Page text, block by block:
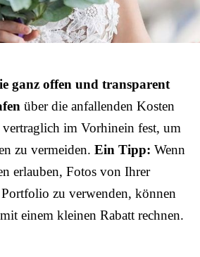
ganz offen und transparent
über die anfallenden Kosten
vertraglich im Vorhinein fest, um
zu vermeiden. Ein Tipp: Wenn
erlauben, Fotos von Ihrer
zu verwenden, können
einem kleinen Rabatt rechnen.